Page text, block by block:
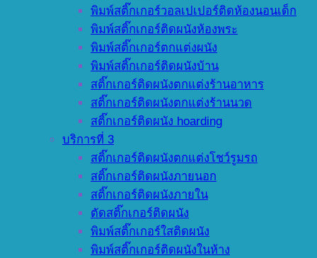
พิมพ์สติ๊กเกอร์วอลเปเปอร์ติดห้องนอนเด็ก
พิมพ์สติ๊กเกอร์ติดผนังห้องพระ
พิมพ์สติ๊กเกอร์ตกแต่งผนัง
พิมพ์สติ๊กเกอร์ติดผนังบ้าน
สติ๊กเกอร์ติดผนังตกแต่งร้านอาหาร
สติ๊กเกอร์ติดผนังตกแต่งร้านนวด
สติ๊กเกอร์ติดผนัง hoarding
บริการที่ 3
สติ๊กเกอร์ติดผนังตกแต่งโชว์รูมรถ
สติ๊กเกอร์ติดผนังภายนอก
สติ๊กเกอร์ติดผนังภายใน
ตัดสติ๊กเกอร์ติดผนัง
พิมพ์สติ๊กเกอร์ใสติดผนัง
พิมพ์สติ๊กเกอร์ติดผนังในห้าง